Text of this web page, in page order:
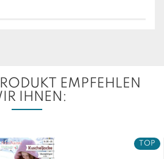
EMPFEHLEN
IHNEN:
TOP